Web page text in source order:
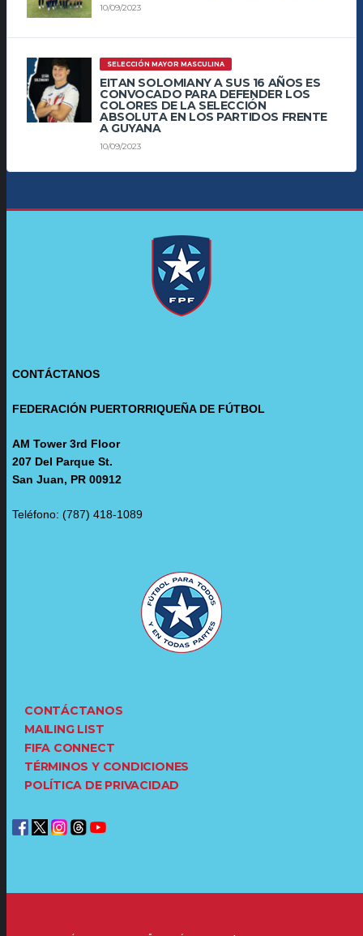
10/09/2023
SELECCIÓN MAYOR MASCULINA
EITAN SOLOMIANY A SUS 16 AÑOS ES
CONVOCADO PARA DEFENDER LOS
COLORES DE LA SELECCIÓN
ABSOLUTA EN LOS PARTIDOS FRENTE
A GUYANA
10/09/2023
CONTÁCTANOS
FEDERACIÓN PUERTORRIQUEÑA DE FÚTBOL
AM Tower 3rd Floor
207 Del Parque St.
San Juan, PR 00912
Teléfono: (787) 418-1089
CONTÁCTANOS
MAILING LIST
FIFA CONNECT
TÉRMINOS Y CONDICIONES
POLÍTICA DE PRIVACIDAD